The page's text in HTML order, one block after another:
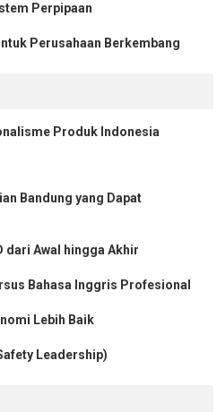
Perpipaan
Perusahaan Berkembang
Produk Indonesia
Bandung yang Dapat
dari Awal hingga Akhir
Bahasa Inggris Profesional
Lebih Baik
Leadership)